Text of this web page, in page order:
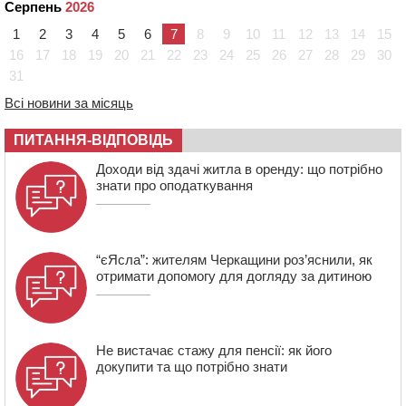
прокоментували скандал із затриманням
чоловіка у Тальному
13:27 На Звенигородщині чоловік до смерті побив 82-
річного односельця
12:57 У Черкасах СБУ викрила прокремлівську
агітаторку, яка закликала до захоплення України
Серпень 2026
1
2 3 4 5 6 7 8 9 10 11 12 13 14
15
16
17 18 19 20 21 22 23 24 25 26 27 28 29
30
31
Всі новини за місяць
ПИТАННЯ-ВІДПОВІДЬ
Доходи від здачі житла в оренду: що потрібно
знати про оподаткування
“єЯсла”: жителям Черкащини роз’яснили, як
отримати допомогу для догляду за дитиною
Не вистачає стажу для пенсії: як його
докупити та що потрібно знати